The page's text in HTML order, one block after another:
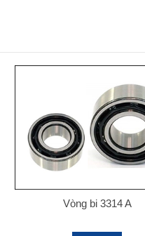
Vòng bi 3314 A